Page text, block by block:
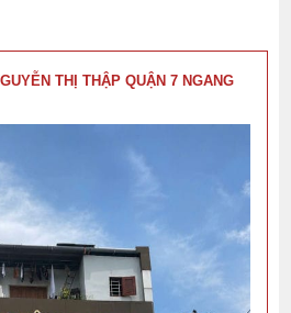
THỊ THẬP QUẬN 7 NGANG